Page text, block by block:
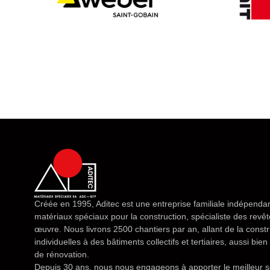
Créée en 1995, Aditec est une entreprise familiale
matériaux spéciaux pour la construction, spécialiste des
œuvre. Nous livrons 2500 chantiers par an, allant de la
individuelles à des bâtiments collectifs et tertiaires, aussi
de rénovation.
Depuis 30 ans, nous nous engageons à apporter le meilleur